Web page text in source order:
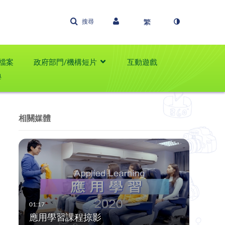
搜尋
案 政府部門/機構短片
互動遊戲
相關媒體
應用學習課程掠影